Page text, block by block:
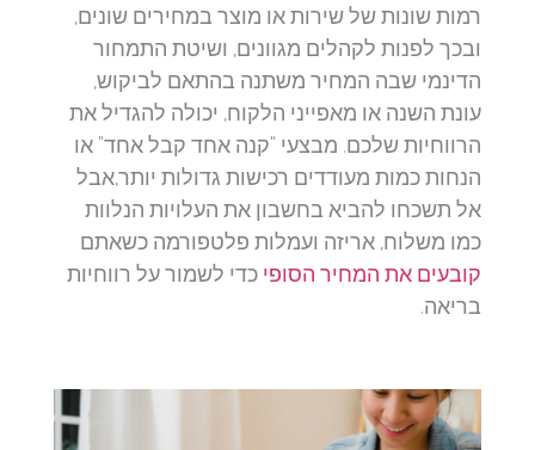
רמות שונות של שירות או מוצר במחירים שונים,
ובכך לפנות לקהלים מגוונים, ושיטת התמחור
הדינמי שבה המחיר משתנה בהתאם לביקוש,
עונת השנה או מאפייני הלקוח, יכולה להגדיל את
הרווחיות שלכם. מבצעי "קנה אחד קבל אחד" או
הנחות כמות מעודדים רכישות גדולות יותר,אבל
אל תשכחו להביא בחשבון את העלויות הנלוות
כמו משלוח, אריזה ועמלות פלטפורמה כשאתם
קובעים את המחיר הסופיכדי לשמור על רווחיות
בריאה.